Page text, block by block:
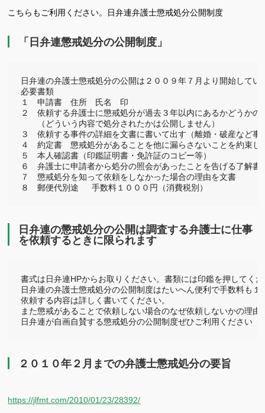
こちらもご利用ください。日弁連弁護士懲戒処分公開制度
「日弁連懲戒処分の公開制度」
日弁連の弁護士懲戒処分の公開は２００９年７月より開始してい
必要書類
１　申請書　住所　氏名　印
２　依頼する弁護士に懲戒処分が過去３年以内にあるかどうかの
（どういう内容で処分されたかは公開しません）
３　依頼する事件の詳細を文書に書いて出す（離婚・破産など事
４　約定書　懲戒処分があることを他に漏らさないことを約束し
５　本人確認書（印鑑証明書・免許証のコピー等）
６　弁護士に申請者から処分の照会があったことを告げる了解書
７　懲戒処分を知って依頼をしなかった場合の理由を文書
８　郵便代別途　  手数料１０００円（消費税別）
日弁連の懲戒処分の公開は調査する弁護士に仕事
を依頼するときに限られます
書式は日弁連HPからお取りください。書類には印鑑を押してく
日弁連の弁護士懲戒処分の公開制度はたいへん便利で手数料も
依頼する内容は詳しく書いてください。
また懲戒があることで依頼しない場合のなぜ依頼しないかの理由
日弁連が自画自賛する懲戒処分の公開制度ぜひご利用ください
２０１０年２月までの弁護士懲戒処分の要旨
https://jlfmt.com/2010/01/23/28392/